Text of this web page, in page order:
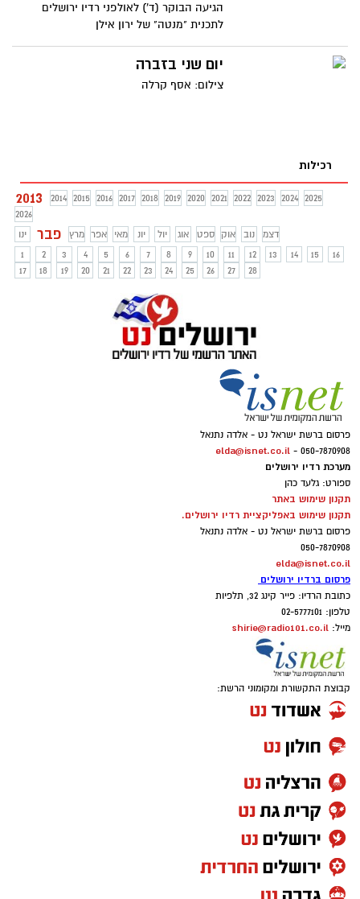
הגיעה הבוקר (ד') לאולפני רדיו ירושלים
לתכנית "מנטה" של ירון אילן
יום שני בזברה
צילום: אסף קרלה
רכילות
2013 2014 2015 2016 2017 2018 2019 2020 2021 2022 2023 2024 2025
2026
ינו
פבר מרץ אפר מאי יונ יול אוג ספט אוק נוב
דצמ
1
2 3 4 5 6 7 8 9 10 11 12 13 14 15
16
17
18 19 20 21 22 23 24 25 26 27 28
פרסום ברשת ישראל נט - אלדה נתנאל
050-7870908 -
elda@isnet.co.il
מערכת רדיו ירושלים
ספורט: גלעד כהן
תקנון שימוש באתר
תקנון שימוש באפליקציית רדיו ירושלים.
פרסום ברשת ישראל נט - אלדה נתנאל
050-7870908
elda@isnet.co.il
פרסום ברדיו ירושלים
כתובת הרדיו: פייר קינג 32, תלפיות
טלפון: 02-5777101
מייל: shirie@radio101.co.il
קבוצת התקשורת ומקומוני הרשת: